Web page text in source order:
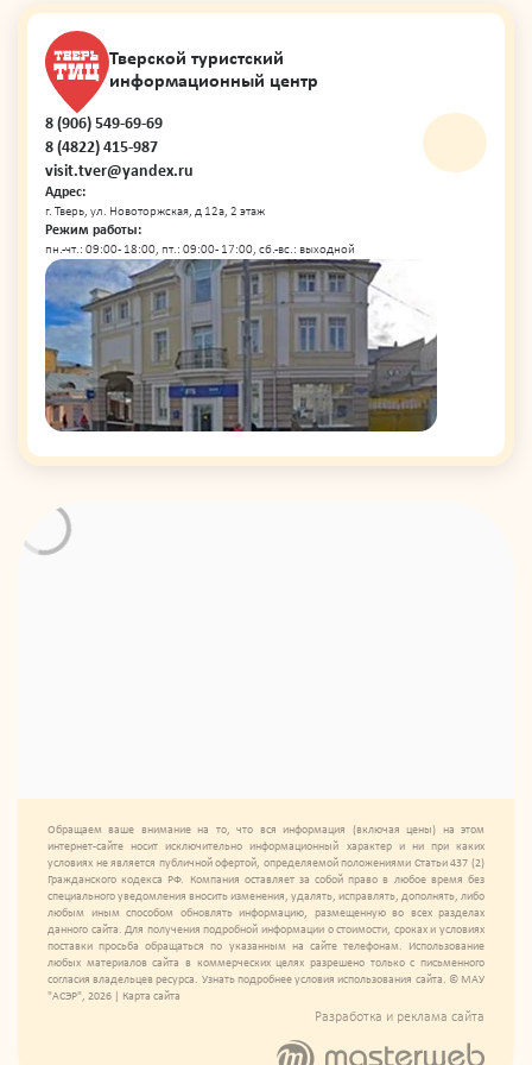
Тверской туристский
информационный центр
8 (906) 549-69-69
8 (4822) 415-987
visit.tver@yandex.ru
Адрес:
г. Тверь, ул. Новоторжская, д 12а, 2 этаж
Режим работы:
пн.-чт.: 09:00 - 18:00, пт.: 09:00 - 17:00, сб.-вс.: выходной
Обращаем ваше внимание на то, что вся информация (включая цены) на этом
интернет-сайте носит исключительно информационный характер и ни при каких
условиях не является публичной офертой, определяемой положениями Статьи 437 (2)
Гражданского кодекса РФ. Компания оставляет за собой право в любое время без
специального уведомления вносить изменения, удалять, исправлять, дополнять, либо
любым иным способом обновлять информацию, размещенную во всех разделах
данного сайта. Для получения подробной информации о стоимости, сроках и условиях
поставки просьба обращаться по указанным на сайте телефонам. Использование
любых материалов сайта в коммерческих целях разрешено только с письменного
согласия владельцев ресурса. Узнать подробнее условия использования сайта. © МАУ
"АСЭР", 2026 | Карта сайта
Разработка и реклама сайта